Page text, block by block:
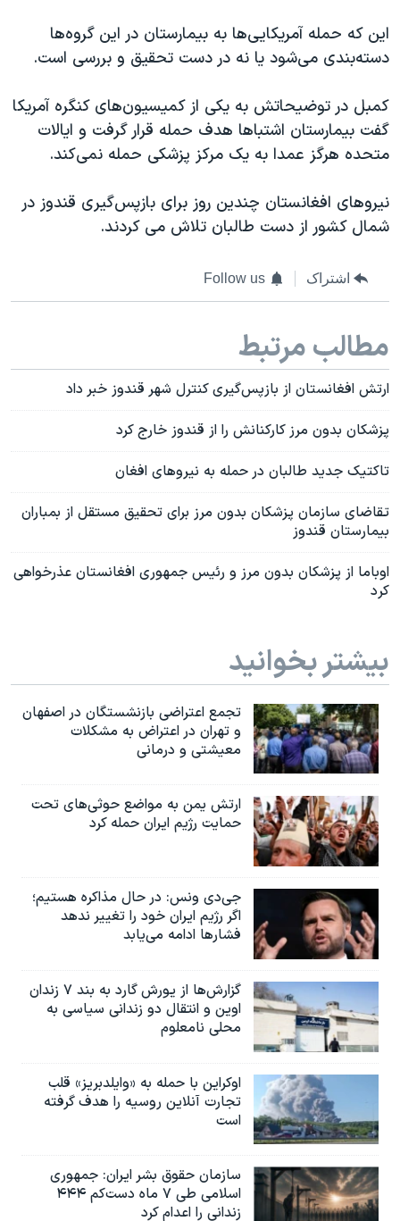
این که حمله آمریکایی‌ها به بیمارستان در این گروه‌ها
دسته‌بندی می‌شود یا نه در دست تحقیق و بررسی است.
کمبل در توضیحاتش به یکی از کمیسیون‌های کنگره آمریکا
گفت بیمارستان اشتباها هدف حمله قرار گرفت و ایالات
متحده هرگز عمدا به یک مرکز پزشکی حمله نمی‌کند.
نیروهای افغانستان چندین روز برای بازپس‌گیری قندوز در
شمال کشور از دست طالبان تلاش می کردند.
اشتراک Follow us
مطالب مرتبط
ارتش افغانستان از باز‌پس‌گیری کنترل شهر قندوز خبر داد
پزشکان بدون مرز کارکنانش را از قندوز خارج کرد
تاکتیک جدید طالبان در حمله به نیروهای افغان
تقاضای سازمان پزشکان بدون مرز برای تحقیق مستقل از بمباران
بیمارستان قندوز
اوباما از پزشکان بدون مرز و رئیس جمهوری افغانستان عذرخواهی
کرد
بیشتر بخوانید
تجمع اعتراضی بازنشستگان در اصفهان
و تهران در اعتراض به مشکلات
معیشتی و درمانی
ارتش یمن به مواضع حوثی‌های تحت
حمایت رژیم ایران حمله کرد
جی‌دی ونس: در حال مذاکره هستیم؛
اگر رژیم ایران خود را تغییر ندهد
فشارها ادامه می‌یابد
گزارش‌ها از یورش گارد به بند ۷ زندان
اوین و انتقال دو زندانی سیاسی به
محلی نامعلوم
اوکراین با حمله به «وایلدبریز» قلب
تجارت آنلاین روسیه را هدف گرفته
است
سازمان حقوق بشر ایران: جمهوری
اسلامی طی ۷ ماه دست‌کم ۴۴۴
زندانی را اعدام کرد